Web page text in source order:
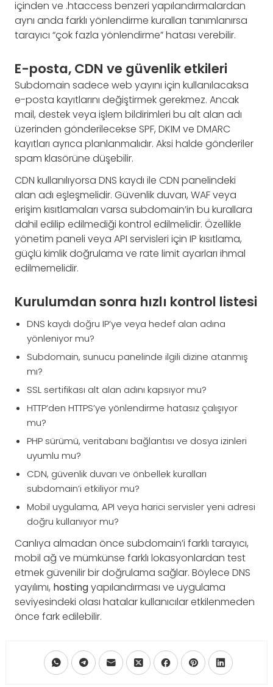
içinden ve .htaccess benzeri yapılandırmalardan
aynı anda farklı yönlendirme kuralları tanımlanırsa
tarayıcı “çok fazla yönlendirme” hatası verebilir.
E-posta, CDN ve güvenlik etkileri
Subdomain sadece web yayını için kullanılacaksa
e-posta kayıtlarını değiştirmek gerekmez. Ancak
mail, destek veya işlem bildirimleri bu alt alan adı
üzerinden gönderilecekse SPF, DKIM ve DMARC
kayıtları ayrıca planlanmalıdır. Aksi halde gönderiler
spam klasörüne düşebilir.
CDN kullanılıyorsa DNS kaydı ile CDN panelindeki
alan adı eşleşmelidir. Güvenlik duvarı, WAF veya
erişim kısıtlamaları varsa subdomain’in bu kurallara
dahil edilip edilmediği kontrol edilmelidir. Özellikle
yönetim paneli veya API servisleri için IP kısıtlama,
güçlü kimlik doğrulama ve rate limit ayarları ihmal
edilmemelidir.
Kurulumdan sonra hızlı kontrol listesi
DNS kaydı doğru IP’ye veya hedef alan adına
yönleniyor mu?
Subdomain, sunucu panelinde ilgili dizine atanmış
mı?
SSL sertifikası alt alan adını kapsıyor mu?
HTTP’den HTTPS’ye yönlendirme hatasız çalışıyor
mu?
PHP sürümü, veritabanı bağlantısı ve dosya izinleri
uyumlu mu?
CDN, güvenlik duvarı ve önbellek kuralları
subdomain’i etkiliyor mu?
Mobil uygulama, API veya harici servisler yeni adresi
doğru kullanıyor mu?
Canlıya almadan önce subdomain’i farklı tarayıcı,
mobil ağ ve mümkünse farklı lokasyonlardan test
etmek güvenilir bir doğrulama sağlar. Böylece DNS
yayılımı, hostingyapılandırması ve uygulama
seviyesindeki olası hatalar kullanıcılar etkilenmeden
önce fark edilebilir.